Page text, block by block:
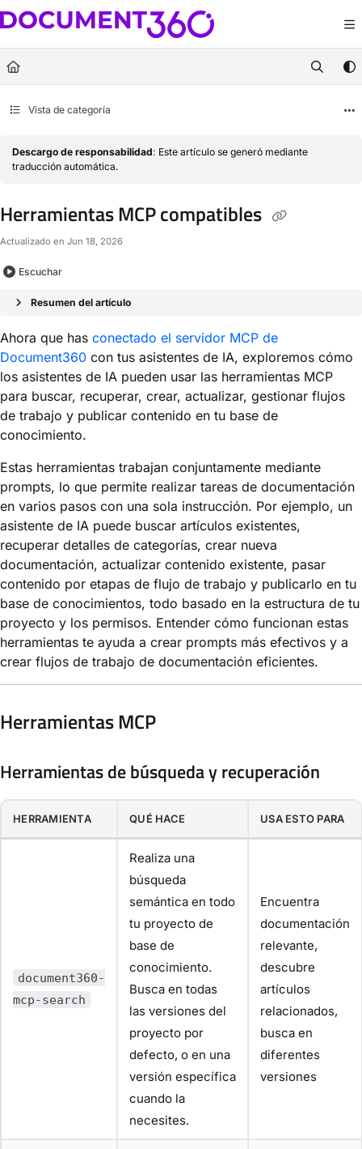
Documentation Index
Fetch the complete documentation index at:https://docs.document360.com/
Use this file to discover all available pages before exploring further.
Vista de categoría
Descargo de responsabilidad: Este artículo se generó mediante
traducción automática.
Herramientas MCP compatibles
Actualizado en Jun 18, 2026
Escuchar
Resumen del artículo
Ahora que has conectado el servidor MCP de
Document360 con tus asistentes de IA, exploremos cómo
los asistentes de IA pueden usar las herramientas MCP
para buscar, recuperar, crear, actualizar, gestionar flujos
de trabajo y publicar contenido en tu base de
conocimiento.
Estas herramientas trabajan conjuntamente mediante
prompts, lo que permite realizar tareas de documentación
en varios pasos con una sola instrucción. Por ejemplo, un
asistente de IA puede buscar artículos existentes,
recuperar detalles de categorías, crear nueva
documentación, actualizar contenido existente, pasar
contenido por etapas de flujo de trabajo y publicarlo en tu
base de conocimientos, todo basado en la estructura de tu
proyecto y los permisos. Entender cómo funcionan estas
herramientas te ayuda a crear prompts más efectivos y a
crear flujos de trabajo de documentación eficientes.
Herramientas MCP
Herramientas de búsqueda y recuperación
HERRAMIENTA QUÉ HACE USA ESTO PARA
document360-
mcp-search
Realiza una
búsqueda
semántica en todo
tu proyecto de
base de
conocimiento.
Busca en todas
las versiones del
proyecto por
defecto, o en una
versión específica
cuando la
necesites.
Encuentra
documentación
relevante,
descubre
artículos
relacionados,
busca en
diferentes
versiones